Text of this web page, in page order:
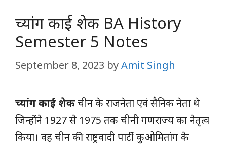
च्यांग काई शेक BA History
Semester 5 Notes
September 8, 2023 byAmit Singh
च्यांग काई शेकचीन के राजनेता एवं सैनिक नेता थे
जिन्होंने 1927 से 1975 तक चीनी गणराज्य का नेतृत्व
किया। वह चीन की राष्ट्रवादी पार्टी कुओमितांग के